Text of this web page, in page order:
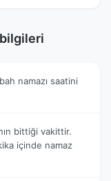
bilgileri
namazı saatini
bittiği vakittir.
içinde namaz